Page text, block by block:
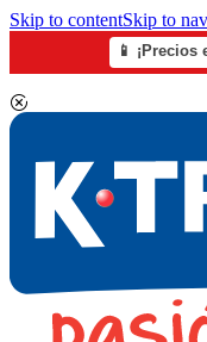
Skip to contentSkip to
📱